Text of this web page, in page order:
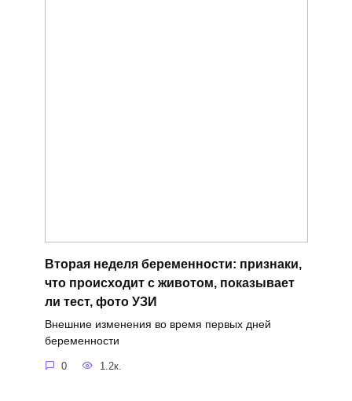
Вторая неделя беременности: признаки,
что происходит с животом, показывает
ли тест, фото УЗИ
Внешние изменения во время первых дней
беременности
0 1.2к.